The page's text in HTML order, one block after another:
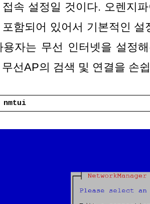
접속 설정일 것이다. 오렌지
포함되어 있어서 기본적인
용자는 무선 인터넷을 설정
선AP의 검색 및 연결을 손
nmtui